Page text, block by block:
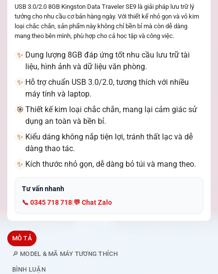
USB 3.0/2.0 8GB Kingston Data Traveler SE9 là giải pháp lưu trữ lý
tưởng cho nhu cầu cơ bản hàng ngày. Với thiết kế nhỏ gọn và vỏ kim
loại chắc chắn, sản phẩm này không chỉ bền bỉ mà còn dễ dàng
mang theo bên mình, phù hợp cho cả học tập và công việc.
✨ Dung lượng 8GB đáp ứng tốt nhu cầu lưu trữ tài
liệu, hình ảnh và dữ liệu văn phòng.
✨ Hỗ trợ chuẩn USB 3.0/2.0, tương thích với nhiều
máy tính và laptop.
🎯 Thiết kế kim loại chắc chắn, mang lại cảm giác sử
dụng an toàn và bền bỉ.
✨ Kiểu dáng không nắp tiện lợi, tránh thất lạc và dễ
dàng thao tác.
✨ Kích thước nhỏ gọn, dễ dàng bỏ túi và mang theo.
Tư vấn nhanh
📞 0345 718 718|💬 Chat Zalo
MÔ TẢ
🔎 MODEL & MÃ MÁY TƯƠNG THÍCH
BÌNH LUẬN